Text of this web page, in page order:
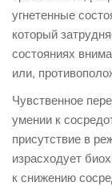
угнетенные
который
состояниях
или,
Чувственное
умении к
присутствие в
израсходует
к снижению